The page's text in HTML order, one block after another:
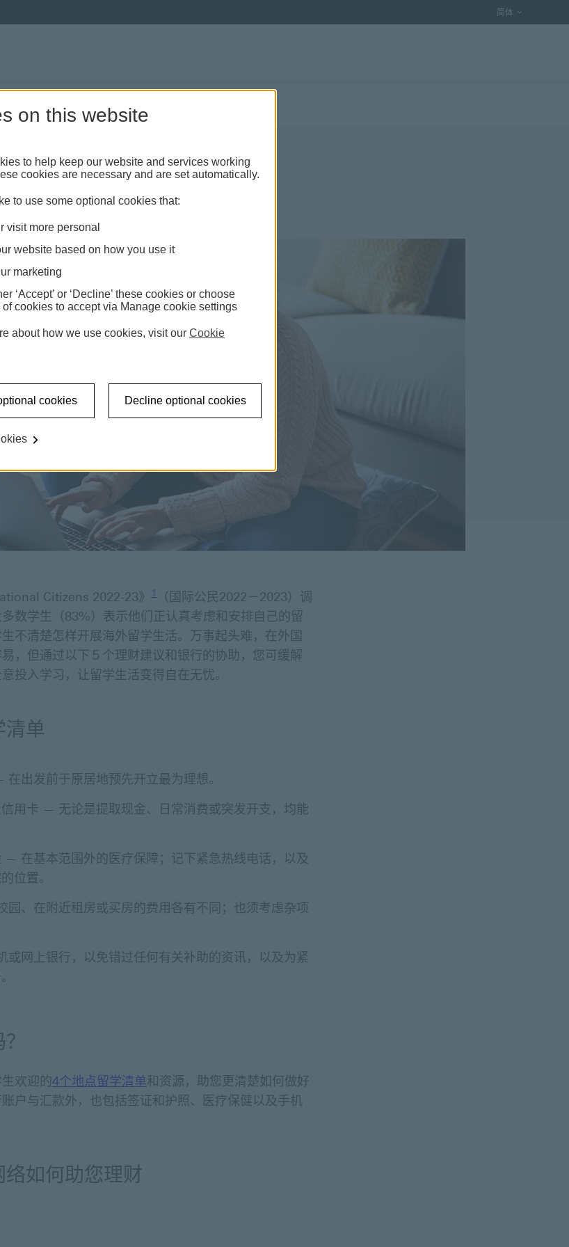
语言选项
简体
议
Citizens 2022-23》 1
（国际公民2022－2023）调
数学生（83%）表示他们正认真考虑和安排自己的留
不清楚怎样开展海外留学生活。万事起头难，在外国
，但通过以下５个理财建议和银行的协助，您可缓解
投入学习，让留学生活变得自在无忧。
清单
出发前于原居地预先开立最为理想。
用卡 — 无论是提取现金、日常消费或突发开支，均能
— 在基本范围外的医疗保障；记下紧急热线电话，以及
位置。
、在附近租房或买房的费用各有不同；也须考虑杂项
网上银行，以免错过任何有关补助的资讯，以及为紧
欢迎的4个地点留学清单和资源，助您更清楚如何做好
户与汇款外，也包括签证和护照、医疗保健以及手机
如何助您理财
on this website
to help keep our website and services working
cookies are necessary and are set automatically.
to use some optional cookies that:
visit more personal
website based on how you use it
marketing
‘Accept’ or ‘Decline’ these cookies or choose
cookies to accept via Manage cookie settings
about how we use cookies, visit our Cookie
cookies Decline optional cookies